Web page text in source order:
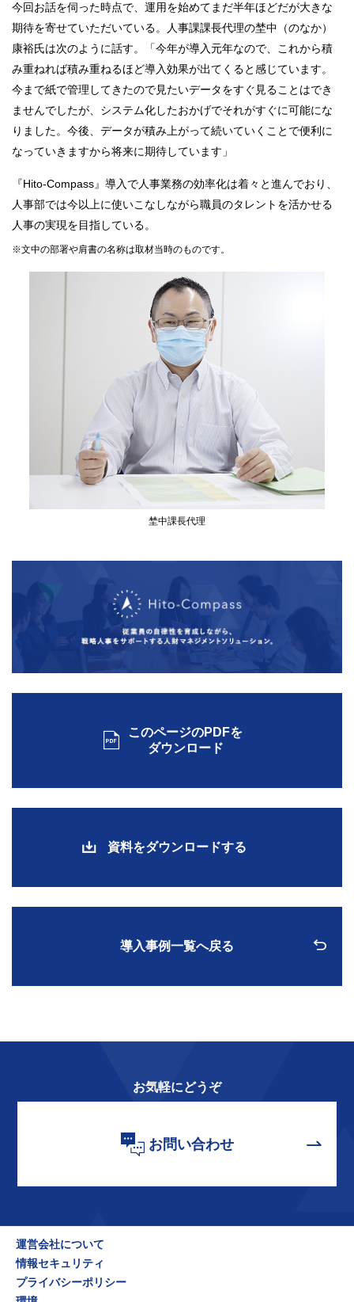
今回お話を伺った時点で、運用を始めてまだ半年ほどだが大きな
期待を寄せていただいている。人事課課長代理の埜中（のなか）
康裕氏は次のように話す。「今年が導入元年なので、これから積
み重ねれば積み重ねるほど導入効果が出てくると感じています。
今まで紙で管理してきたので見たいデータをすぐ見ることはでき
ませんでしたが、システム化したおかげでそれがすぐに可能にな
りました。今後、データが積み上がって続いていくことで便利に
なっていきますから将来に期待しています」
『Hito-Compass』導入で人事業務の効率化は着々と進んでおり、
人事部では今以上に使いこなしながら職員のタレントを活かせる
人事の実現を目指している。
※文中の部署や肩書の名称は取材当時のものです。
埜中課長代理
このページのPDFを
ダウンロード
資料をダウンロードする
導入事例一覧へ戻る
お気軽にどうぞ
お問い合わせ
運営会社について
情報セキュリティ
プライバシーポリシー